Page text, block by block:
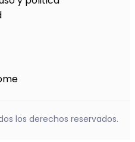
los derechos reservados.